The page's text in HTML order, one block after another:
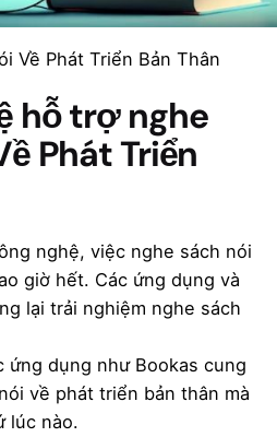
Về Phát Triển Bản Thân
hỗ trợ nghe
Phát Triển
nghệ, việc nghe sách nói
giờ hết. Các ứng dụng và
lại trải nghiệm nghe sách
ứng dụng như Bookas cung
về phát triển bản thân mà
lúc nào.